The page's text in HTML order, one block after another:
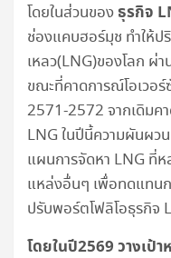
โดยในส่วนของธุรกิจ
ช่องแคบฮอร์มุช ทำให้ป
เหลว(LNG)ของโลก ผ่
ขณะที่คาดการณ์โอเวอ
2571-2572 จากเดิมคา
LNG ในปีนี้ความผันผว
แผนการจัดหา LNG ที่ห
แหล่งอื่นๆ เพื่อทดแทน
ปรับพอร์ตโฟลิโอธุรกิจ
โดยในปี2569 วางเป้